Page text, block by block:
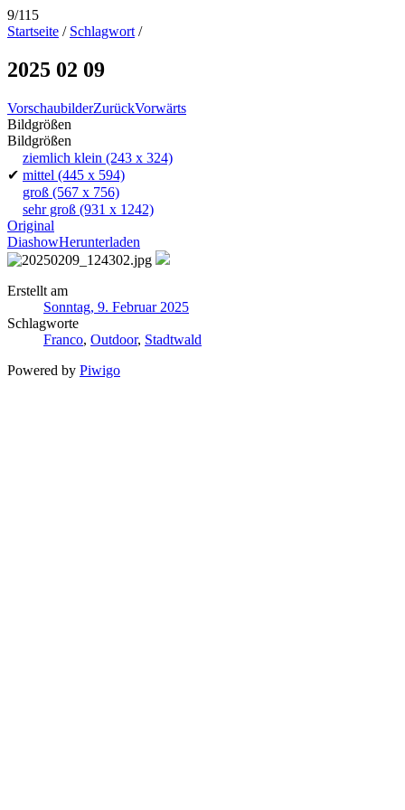
9/115
Startseite / Schlagwort /
2025 02 09
VorschaubilderZurückVorwärts
Bildgrößen
Bildgrößen
ziemlich klein (243 x 324)
✔ mittel (445 x 594)
groß (567 x 756)
sehr groß (931 x 1242)
Original
DiashowHerunterladen
Erstellt am
Sonntag, 9. Februar 2025
Schlagworte
Franco, Outdoor, Stadtwald
Powered by Piwigo